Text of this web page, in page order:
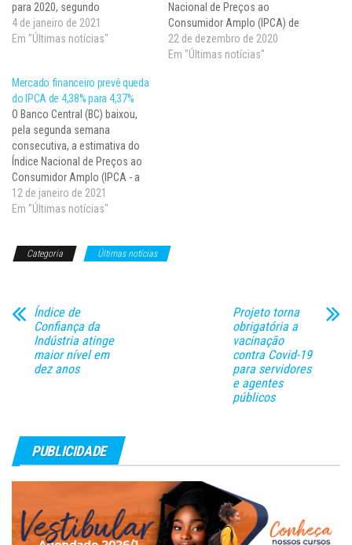
para 2020, segundo
informações do boletim Focus
divulgado hoje (4). Com
para os principais indicadores
da economia. O indicador
ultrapassa o centro da…
4 de janeiro de 2021
Em "Últimas notícias"
Nacional de Preços ao
Consumidor Amplo (IPCA) de
4,35% para 4,39% para o ano. É
a 19ª alta consecutiva do
22 de dezembro de 2020
Em "Últimas notícias"
Mercado financeiro prevê queda
do IPCA de 4,38% para 4,37%
O Banco Central (BC) baixou,
pela segunda semana
consecutiva, a estimativa do
Índice Nacional de Preços ao
Consumidor Amplo (IPCA - a
inflação oficial do país), de
4,38% para 4,37%, conforme
periodicidade semanal, o
economia.…
12 de janeiro de 2021
Em "Últimas notícias"
Categoria Últimas notícias
Índice de
Confiança da
Indústria atinge
maior nível em
dez anos
Projeto torna
obrigatória a
vacinação
contra Covid-19
para servidores
e agentes
públicos
PUBLICIDADE